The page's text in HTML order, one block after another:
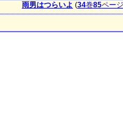
雨男はつらいよ (34巻85ページ